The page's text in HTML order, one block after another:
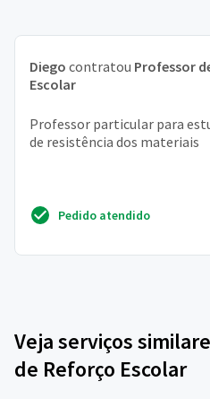
Diego contratou Professor
Escolar
Professor particular para
de resistência dos materiais
Pedido atendido
Veja serviços
de Reforço Escolar